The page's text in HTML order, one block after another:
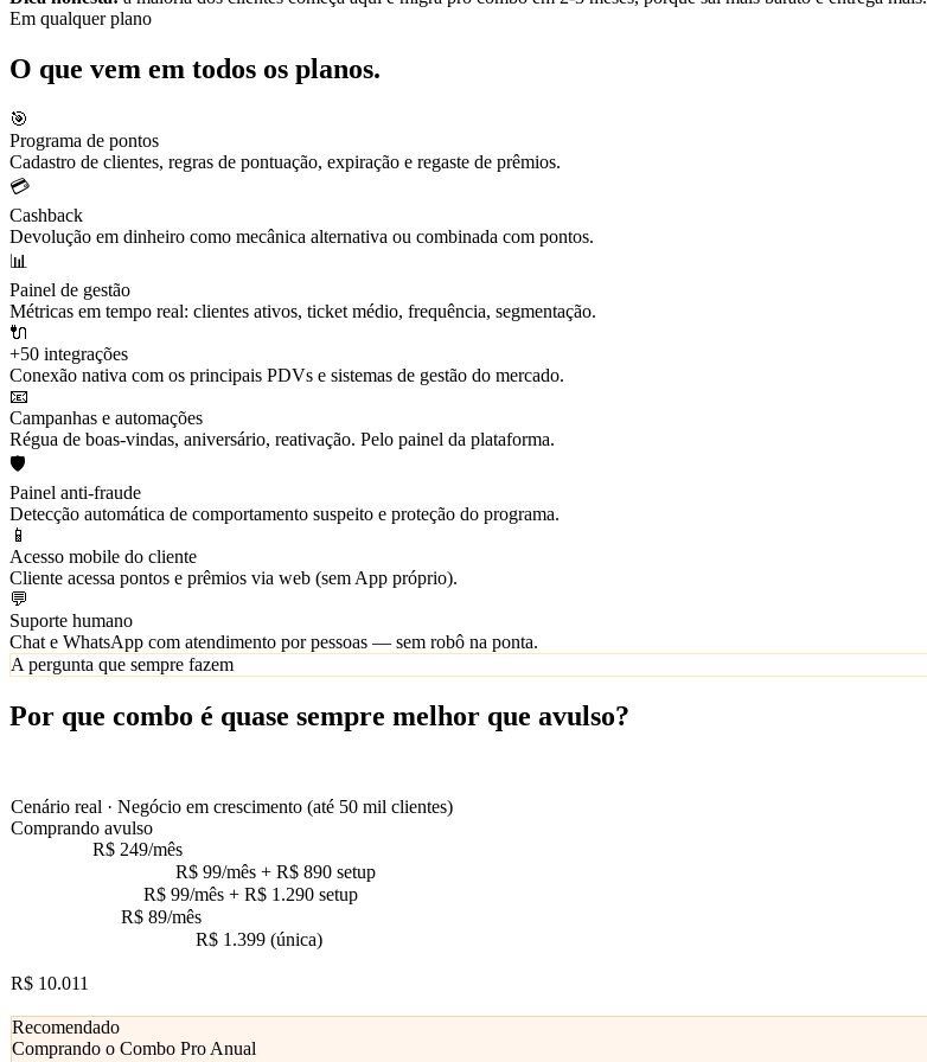
Em qualquer plano
O que vem em todos os planos.
🎯
Programa de pontos
Cadastro de clientes, regras de pontuação, expiração e regaste de prêmios.
💳
Cashback
Devolução em dinheiro como mecânica alternativa ou combinada com pontos.
📊
Painel de gestão
Métricas em tempo real: clientes ativos, ticket médio, frequência, segmentação.
🔌
+50 integrações
Conexão nativa com os principais PDVs e sistemas de gestão do mercado.
📧
Campanhas e automações
Régua de boas-vindas, aniversário, reativação. Pelo painel da plataforma.
🛡️
Painel anti-fraude
Detecção automática de comportamento suspeito e proteção do programa.
📱
Acesso mobile do cliente
Cliente acessa pontos e prêmios via web (sem App próprio).
💬
Suporte humano
Chat e WhatsApp com atendimento por pessoas — sem robô na ponta.
A pergunta que sempre fazem
Por que combo é quase sempre melhor que avulso?
Cenário real · Negócio em crescimento (até 50 mil clientes)
Comprando avulso
R$ 249/mês
R$ 99/mês + R$ 890 setup
R$ 99/mês + R$ 1.290 setup
R$ 89/mês
R$ 1.399 (única)
R$ 10.011
Recomendado
Comprando o Combo Pro Anual